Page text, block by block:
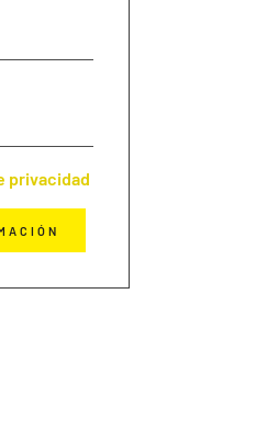
privacidad